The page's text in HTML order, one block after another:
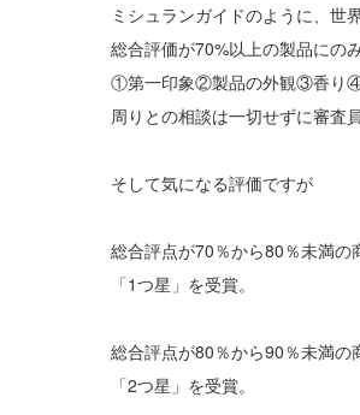
ミシュランガイドのように、世
総合評価が70%以上の製品にの
①第一印象②製品の外観③香り④
周りとの相談は一切せずに審査
そして気になる評価ですが
総合評点が70％から80％未満の
「1つ星」を受賞。
総合評点が80％から90％未満の
「2つ星」を受賞。